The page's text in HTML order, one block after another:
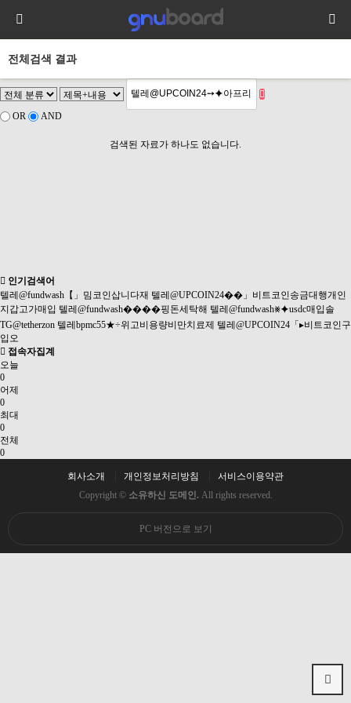
전체검색 결과
OR AND
검색된 자료가 하나도 없습니다.
인기검색어
텔레@fundwash【」밈코인삽니다재 텔레@UPCOIN24��」비트코인송금대행개인
지갑고가매입 텔레@fundwash����핑돈세탁해 텔레@fundwash⨳⯌usdc매입솔
TG@tetherzon 텔레bpmc55★÷위고비용량비만치료제 텔레@UPCOIN24「▸비트코인구
입오
접속자집계
오늘
0
어제
0
최대
0
전체
0
회사소개 개인정보처리방침
서비스이용약관
Copyright © 소유하신 도메인. All rights reserved.
PC 버전으로 보기